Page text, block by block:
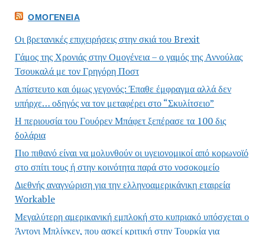
ΟΜΟΓΈΝΕΙΑ
Οι βρετανικές επιχειρήσεις στην σκιά του Brexit
Γάμος της Χρονιάς στην Ομογένεια – ο γαμός της Αννούλας
Τσουκαλά με τον Γρηγόρη Ποστ
Απίστευτο και όμως γεγονός: Έπαθε έμφραγμα αλλά δεν
υπήρχε… οδηγός να τον μεταφέρει στο “Σκυλίτσειο”
Η περιουσία του Γουόρεν Μπάφετ ξεπέρασε τα 100 δις
δολάρια
Πιο πιθανό είναι να μολυνθούν οι υγειονομικοί από κορωνοϊό
στο σπίτι τους ή στην κοινότητα παρά στο νοσοκομείο
Διεθνής αναγνώριση για την ελληνοαμερικάνικη εταιρεία
Workable
Μεγαλύτερη αμερικανική εμπλοκή στο κυπριακό υπόσχεται ο
Άντονι Μπλίνκεν, που ασκεί κριτική στην Τουρκία για